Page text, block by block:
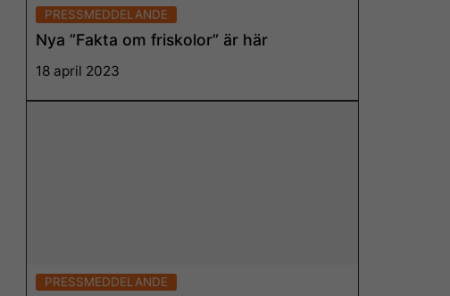
PRESSMEDDELANDE
Nya ”Fakta om friskolor” är här
18 april 2023
PRESSMEDDELANDE